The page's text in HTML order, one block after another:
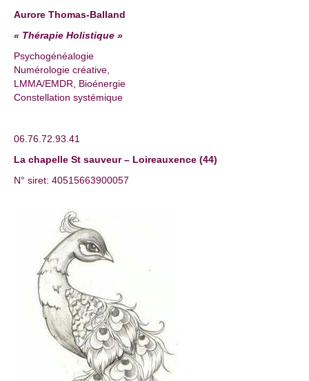
Aurore Thomas-Balland
« Thérapie Holistique »
Psychogénéalogie
Numérologie créative,
LMMA/EMDR, Bioénergie
Constellation systémique
06.76.72.93.41
La chapelle St sauveur – Loireauxence (44)
N° siret: 40515663900057